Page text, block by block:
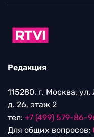
Редакция
115280, г. Москва,
д. 26, этаж 2
тел: +7 (499) 579-86-
Для общих вопросов: